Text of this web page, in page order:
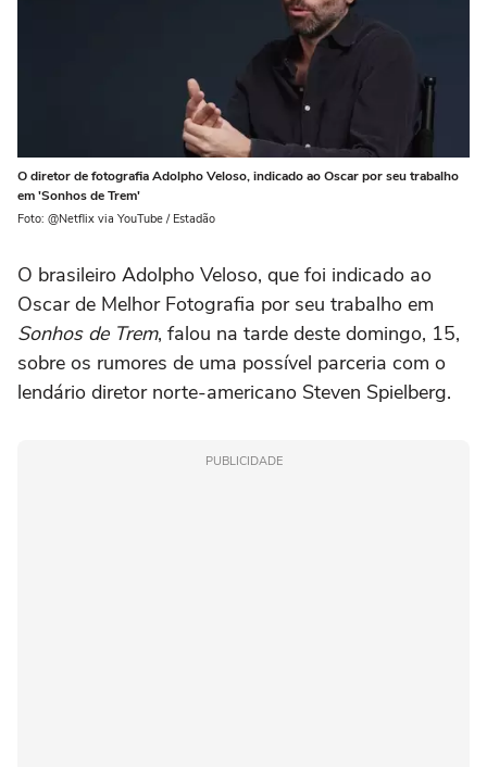
O diretor de fotografia Adolpho Veloso, indicado ao Oscar por seu trabalho
em 'Sonhos de Trem'
Foto: @Netflix via YouTube / Estadão
O brasileiro Adolpho Veloso, que foi indicado ao
Oscar de Melhor Fotografia por seu trabalho em
Sonhos de Trem, falou na tarde deste domingo, 15,
sobre os rumores de uma possível parceria com o
lendário diretor norte-americano Steven Spielberg.
PUBLICIDADE